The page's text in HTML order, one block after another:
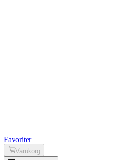
Favoriter
Varukorg